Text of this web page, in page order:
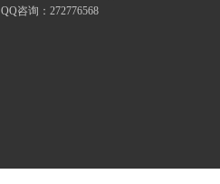
QQ咨询：272776568